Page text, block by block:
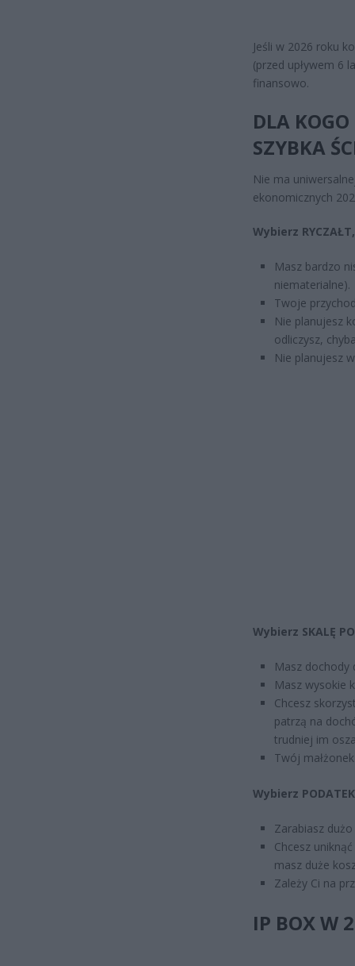
Jeśli w 2026 roku
(przed upływem 6
finansowo.
DLA
SZYBKA
Nie ma
ekonomicznych
Wybierz
Masz bardzo
niematerialne).
Twoje
Nie planujesz
odliczysz,
Nie planujesz
Wybierz SKALĘ
Masz dochody
Masz wysokie
Chcesz
patrzą na
trudniej im
Twój
Wybierz
Zarabiasz
Chcesz
masz duże
Zależy Ci na
IP BOX W